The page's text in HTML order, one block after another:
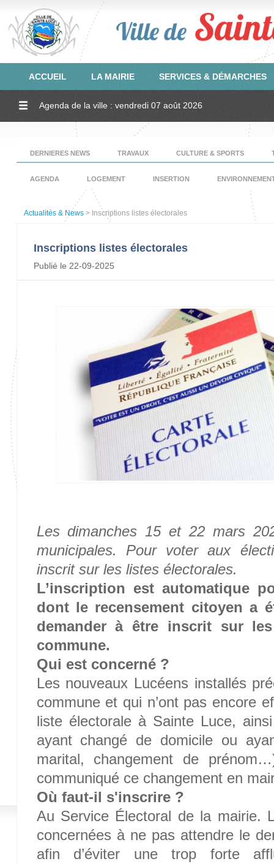
ACCUEIL LA MAIRIE SERVICES & DÉMARCHES
Agenda de la ville : vendredi 07 août 2026
DERNIERES NEWS TRAVAUX CULTURE & SPORTS
AGENDA LOGEMENT INSERTION
Actualités & News > Inscriptions listes électorales
Inscriptions listes électorales
Publié le 22-09-2025
Les dimanches 15 et 22 mars
municipales. Pour voter aux
inscrit sur les listes électorales.
L’inscription est automatique
dont le recensement citoyen a
demander à être inscrit sur
commune.
Qui est concerné ?
Les nouveaux Lucéens installés
commune et qui n’ont pas encore
liste électorale à Sainte Luce,
ayant changé de domicile ou
marital, changement de
communiqué ce changement en
Où faut-il s'inscrire ?
Au Service Électoral de la mairie.
concernées à ne pas attendre le
afin d’éviter une trop forte